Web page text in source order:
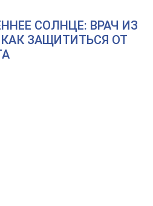
СОЛНЦЕ: ВРАЧ ИЗ
ЗАЩИТИТЬСЯ ОТ